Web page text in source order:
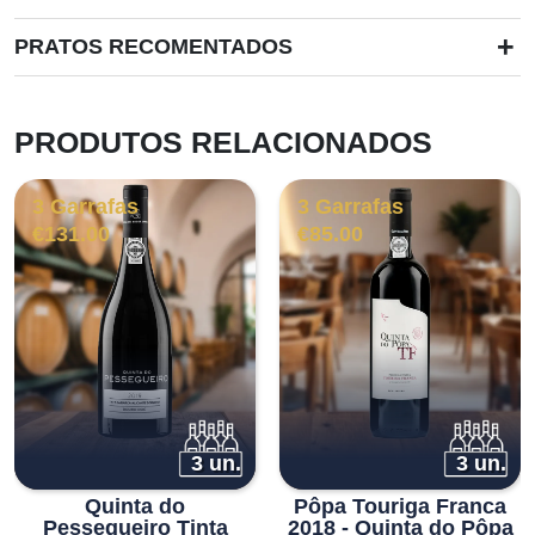
PRATOS RECOMENTADOS +
PRODUTOS RELACIONADOS
3 Garrafas
€131.00
3 un.
Quinta do
Pessegueiro Tinta
3 Garrafas
€85.00
3 un.
Pôpa Touriga Franca
2018 - Quinta do Pôpa